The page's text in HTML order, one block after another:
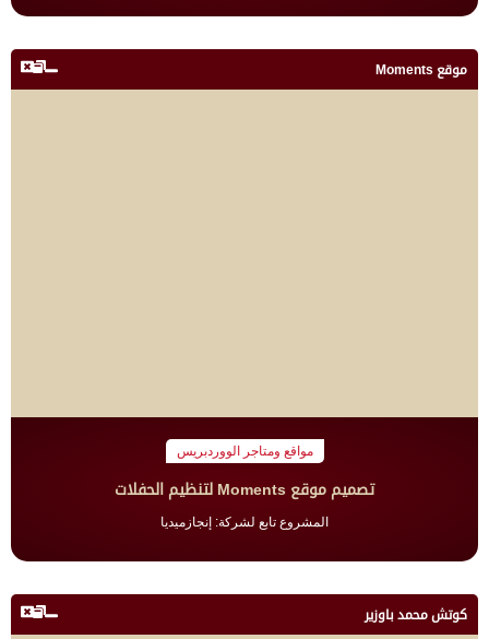
موقع Moments
مواقع ومتاجر الووردبريس
تصميم موقع Moments لتنظيم الحفلات
المشروع تابع لشركة: إنجازميديا
كوتش محمد باوزير